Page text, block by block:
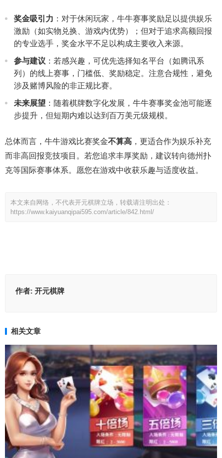
奖金吸引力 ：对于休闲玩家，牛牛赛事奖励足以提供娱乐
激励（如实物兑换、游戏内优势）；但对于追求高额回报
的专业选手，奖金水平不足以构成主要收入来源。
参与建议 ：若感兴趣，可优先选择知名平台（如腾讯系
列）的线上赛事，门槛低、奖励稳定。注意合规性，避免
涉及赌博风险的非正规比赛。
未来展望 ：随着棋牌数字化发展，牛牛赛事奖金池可能逐
步提升，但短期内难以达到百万美元级规模。
总体而言，牛牛游戏比赛奖金不算高 ，更适合作为娱乐补充
而非高回报竞技项目。若您追求丰厚奖励，建议转向德州扑
克等国际赛事体系。愿您在游戏中收获乐趣与适度收益。
本文来自网络，不代表开元棋牌立场，转载请注明出处：
https://www.kaiyuanqipai595.com/article/842.html/
作者: 开元棋牌
相关文章